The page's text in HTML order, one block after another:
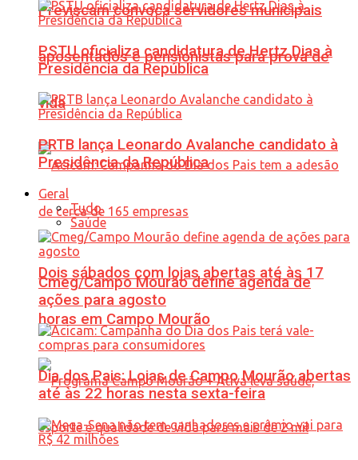
Previscam convoca servidores municipais
aposentados e pensionistas para prova de
vida
Dois sábados com lojas abertas até às 17
horas em Campo Mourão
PSTU oficializa candidatura de Hertz Dias à
Presidência da República
PRTB lança Leonardo Avalanche candidato à
Presidência da República
Geral
Tudo
Saúde
Cmeg/Campo Mourão define agenda de
ações para agosto
Dia dos Pais: Lojas de Campo Mourão abertas
até às 22 horas nesta sexta-feira